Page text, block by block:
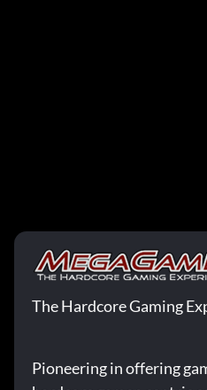
The Hardcore Gaming
Pioneering in offering